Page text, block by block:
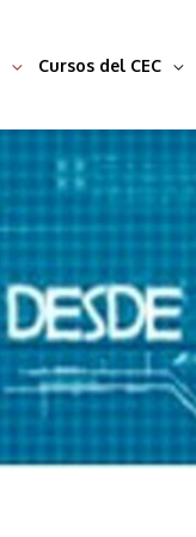
Cursos del CEC